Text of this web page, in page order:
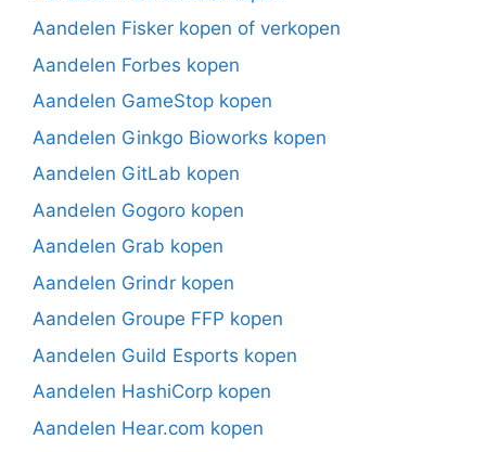
Aandelen Fisker kopen of verkopen
Aandelen Forbes kopen
Aandelen GameStop kopen
Aandelen Ginkgo Bioworks kopen
Aandelen GitLab kopen
Aandelen Gogoro kopen
Aandelen Grab kopen
Aandelen Grindr kopen
Aandelen Groupe FFP kopen
Aandelen Guild Esports kopen
Aandelen HashiCorp kopen
Aandelen Hear.com kopen